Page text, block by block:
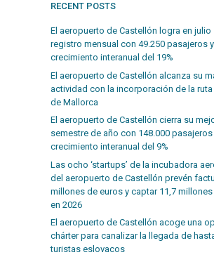
RECENT POSTS
El aeropuerto de Castellón logra en julio
registro mensual con 49.250 pasajeros
crecimiento interanual del 19%
El aeropuerto de Castellón alcanza su
actividad con la incorporación de la ruta
de Mallorca
El aeropuerto de Castellón cierra su
semestre de año con 148.000 pasajeros
crecimiento interanual del 9%
Las ocho ‘startups’ de la incubadora
del aeropuerto de Castellón prevén
millones de euros y captar 11,7
en 2026
El aeropuerto de Castellón acoge una
chárter para canalizar la llegada de
turistas eslovacos